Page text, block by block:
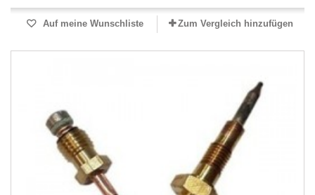
Auf meine Wunschliste Zum Vergleich hinzufügen